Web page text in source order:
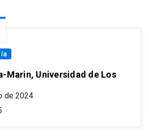
Marin, Universidad de Los
de 2024